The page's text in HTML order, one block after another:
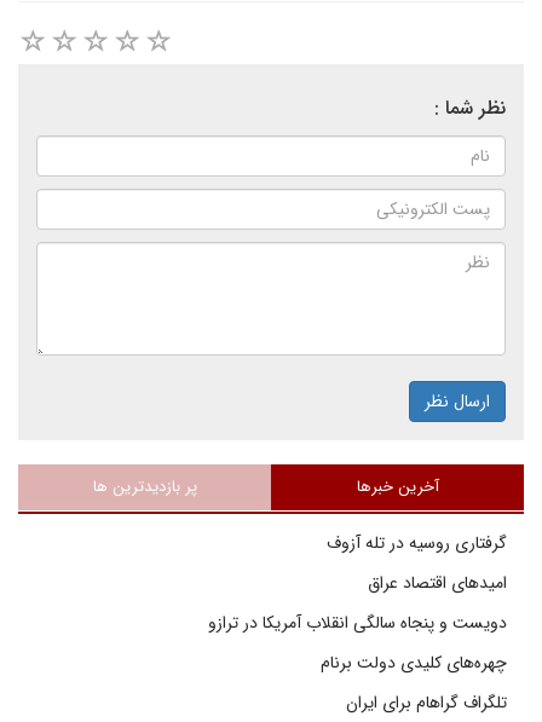
نظر شما :
ارسال نظر
آخرین خبرها پر بازدیدترین ها
گرفتاری روسیه در تله آزوف
امیدهای اقتصاد عراق
دویست و پنجاه سالگی انقلاب آمریکا در ترازو
چهره‌های کلیدی دولت برنام
تلگراف گراهام برای ایران